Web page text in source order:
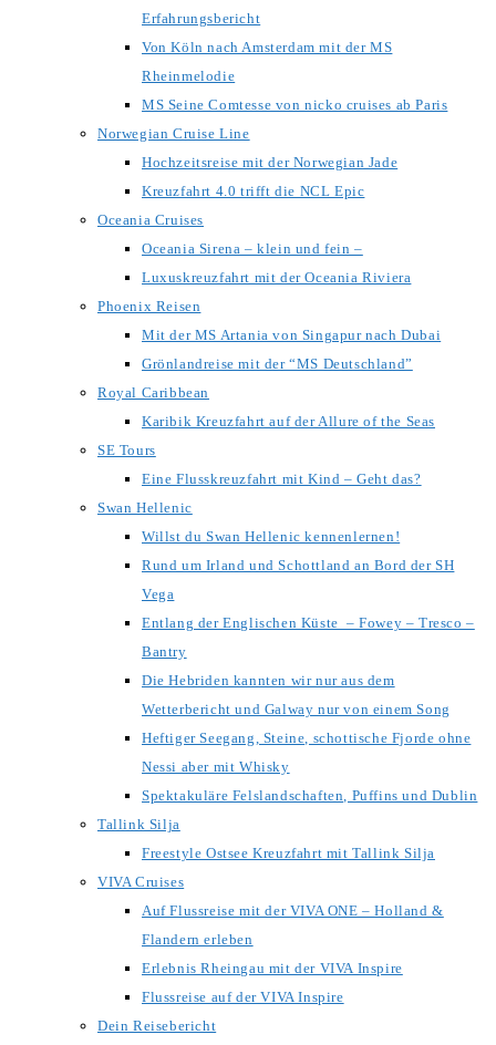
Erfahrungsbericht
Von Köln nach Amsterdam mit der MS
Rheinmelodie
MS Seine Comtesse von nicko cruises ab Paris
Norwegian Cruise Line
Hochzeitsreise mit der Norwegian Jade
Kreuzfahrt 4.0 trifft die NCL Epic
Oceania Cruises
Oceania Sirena – klein und fein –
Luxuskreuzfahrt mit der Oceania Riviera
Phoenix Reisen
Mit der MS Artania von Singapur nach Dubai
Grönlandreise mit der “MS Deutschland”
Royal Caribbean
Karibik Kreuzfahrt auf der Allure of the Seas
SE Tours
Eine Flusskreuzfahrt mit Kind – Geht das?
Swan Hellenic
Willst du Swan Hellenic kennenlernen!
Rund um Irland und Schottland an Bord der SH
Vega
Entlang der Englischen Küste – Fowey – Tresco –
Bantry
Die Hebriden kannten wir nur aus dem
Wetterbericht und Galway nur von einem Song
Heftiger Seegang, Steine, schottische Fjorde ohne
Nessi aber mit Whisky
Spektakuläre Felslandschaften, Puffins und Dublin
Tallink Silja
Freestyle Ostsee Kreuzfahrt mit Tallink Silja
VIVA Cruises
Auf Flussreise mit der VIVA ONE – Holland &
Flandern erleben
Erlebnis Rheingau mit der VIVA Inspire
Flussreise auf der VIVA Inspire
Dein Reisebericht